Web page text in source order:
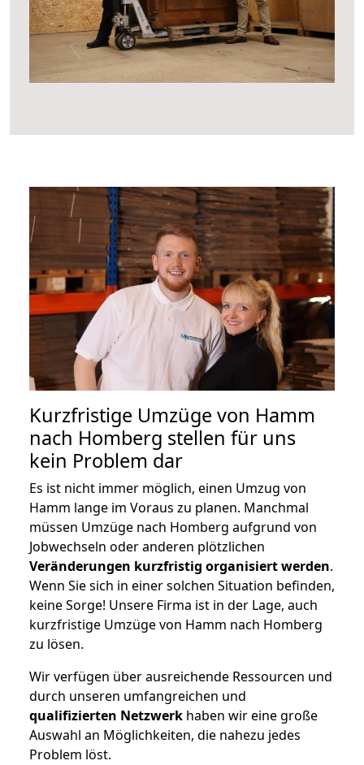
Kurzfristige Umzüge von Hamm
nach Homberg stellen für uns
kein Problem dar
Es ist nicht immer möglich, einen Umzug von
Hamm lange im Voraus zu planen. Manchmal
müssen Umzüge nach Homberg aufgrund von
Jobwechseln oder anderen plötzlichen
Veränderungen kurzfristig organisiert werden.
Wenn Sie sich in einer solchen Situation befinden,
keine Sorge! Unsere Firma ist in der Lage, auch
kurzfristige Umzüge von Hamm nach Homberg
zu lösen.
Wir verfügen über ausreichende Ressourcen und
durch unseren umfangreichen und
qualifizierten Netzwerk haben wir eine große
Auswahl an Möglichkeiten, die nahezu jedes
Problem löst.